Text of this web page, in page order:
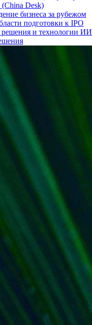
Desk)
бизнеса за рубежом
подготовки к IPO
и технологии ИИ